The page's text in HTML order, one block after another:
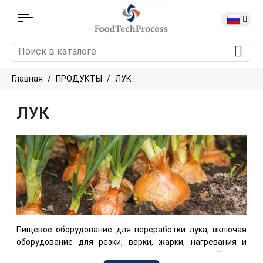
Главная ПРОДУКТЫ ЛУК
ЛУК
Пищевое оборудование для переработки лука, включая
оборудование для резки, варки, жарки, нагревания и
приготовления продуктов на основе лука. Данное